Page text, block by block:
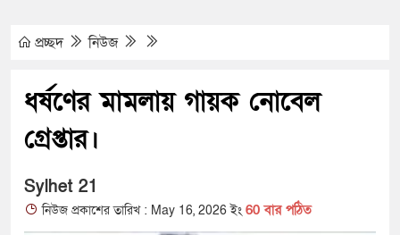
প্রচ্ছদ নিউজ
ধর্ষণের মামলায় গায়ক নোবেল
গ্রেপ্তার।
Sylhet 21
নিউজ প্রকাশের তারিখ : May 16, 2026 ইং 60 বার পঠিত